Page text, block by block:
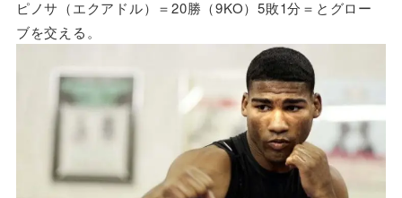
ピノサ（エクアドル）＝20勝（9KO）5敗1分＝とグロー
ブを交える。